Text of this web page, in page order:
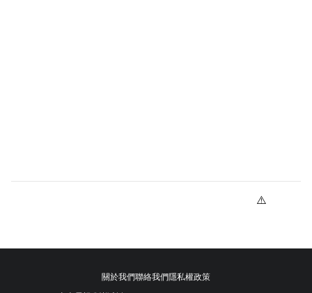
關於我們聯絡我們隱私權政策